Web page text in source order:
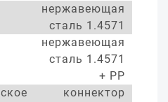
нержавеющая
сталь 1.4571
нержавеющая
сталь 1.4571
+ РР
коннектор